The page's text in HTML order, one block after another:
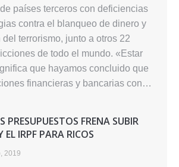
países terceros con deficiencias
contra el blanqueo de dinero y
del terrorismo, junto a otros 22
de todo el mundo. «Estar
que hayamos concluido que
financieras y bancarias con…
PRESUPUESTOS FRENA SUBIR
EL IRPF PARA RICOS
2019